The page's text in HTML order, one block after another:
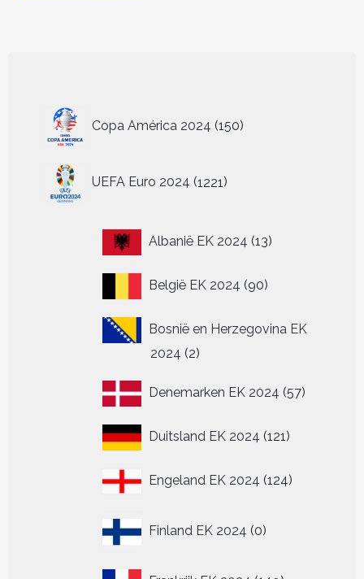
worden
productpagina
Copa América 2024 150
producten
UEFA Euro 2024 1221
producten
Albanië EK 2024 1313
België EK 2024 9090
Bosnië en Herzegovina EK
2024 22
Denemarken EK 2024 5757
Duitsland EK 2024 121121
Engeland EK 2024 124124
Finland EK 2024 0
producten